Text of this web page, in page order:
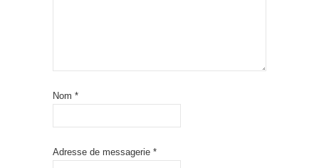
Nom *
Adresse de messagerie *